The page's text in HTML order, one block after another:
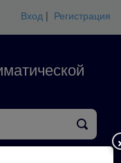
Вход | Регистрация